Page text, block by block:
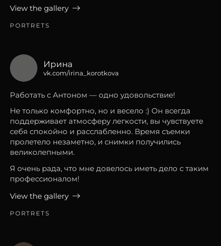
View the gallery
PORTRETS
Ирина
vk.com/irina_korotkova
Работать с Антоном — одно удовольствие!
Не только комфортно, но и весело :) Он всегда
поддерживает атмосферу легкости, вы чувствуете
себя спокойно и расслабленно. Время съемки
пролетело незаметно, и снимки получились
великолепными.
Я очень рада, что мне довелось иметь дело с таким
профессионалом!
View the gallery
PORTRETS